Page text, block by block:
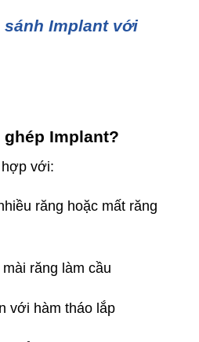
sánh Implant với
Implant?
với:
răng hoặc mất răng
răng làm cầu
với hàm tháo lắp